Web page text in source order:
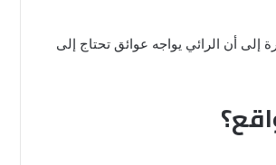
إلى أن الرائي يواجه عوائق تحتاج إلى